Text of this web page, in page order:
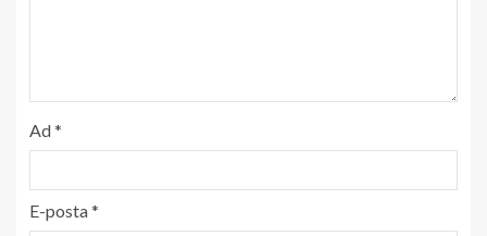
Ad*
E-posta*